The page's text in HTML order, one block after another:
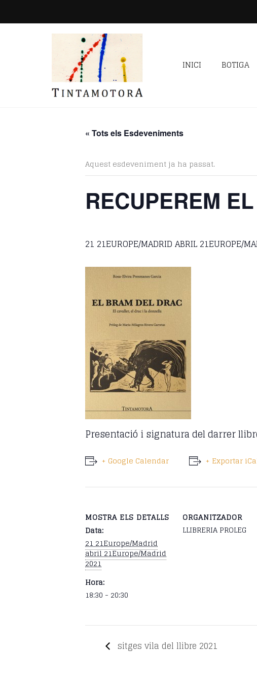
INICI BOTIGA
« Tots els Esdeveniments
Aquest esdeveniment ja ha passat.
RECUPEREM
21 21EUROPE/MADRID ABRIL 21EUROPE/
Presentació i signatura del darrer
+ Google Calendar + Exportar
MOSTRA ELS DETALLS
Data:
21 21Europe/Madrid
abril 21Europe/Madrid
2021
Hora:
18:30 - 20:30
ORGANITZADOR
LLIBRERIA PROLEG
sitges vila del llibre 2021